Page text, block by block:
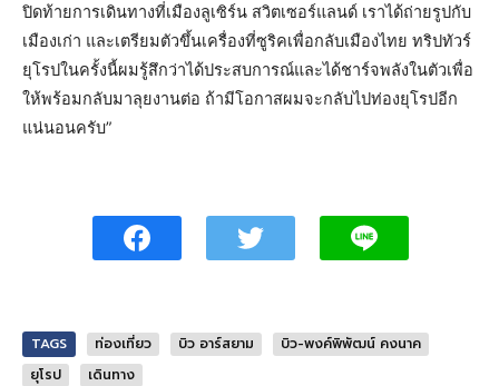
ปิดท้ายการเดินทางที่เมืองลูเซิร์น สวิตเซอร์แลนด์ เราได้ถ่ายรูปกับ
เมืองเก่า และเตรียมตัวขึ้นเครื่องที่ซูริคเพื่อกลับเมืองไทย ทริปทัวร์
ยุโรปในครั้งนี้ผมรู้สึกว่าได้ประสบการณ์และได้ชาร์จพลังในตัวเพื่อ
ให้พร้อมกลับมาลุยงานต่อ ถ้ามีโอกาสผมจะกลับไปท่องยุโรปอีก
แน่นอนครับ”
TAGS ท่องเที่ยว บิว อาร์สยาม
บิว-พงค์พิพัฒน์ คงนาค
ยุโรป
เดินทาง